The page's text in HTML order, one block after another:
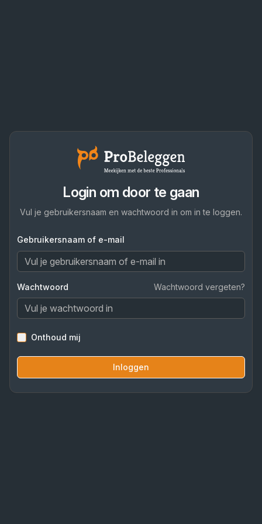
Login om door te gaan
Vul je gebruikersnaam en wachtwoord in om in te loggen.
Gebruikersnaam of e-mail
Wachtwoord Wachtwoord vergeten?
Onthoud mij
Inloggen